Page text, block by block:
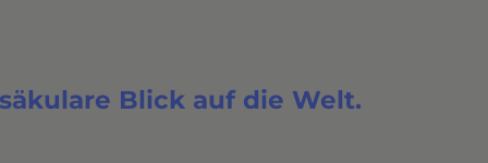
Blick auf die Welt.